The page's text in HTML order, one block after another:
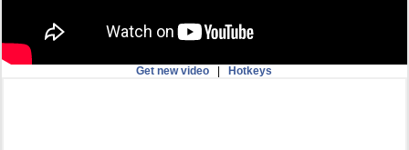
Get new video |Hotkeys